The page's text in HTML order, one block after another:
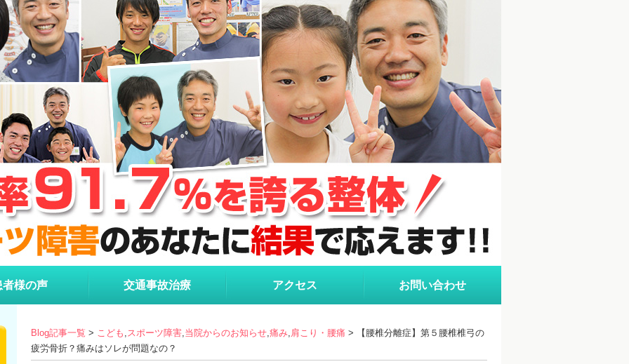
者様の声 交通事故治療 アクセス お問い合わせ
Blog記事一覧 > こども ,スポーツ障害,当院からのお知らせ,痛み,肩こり・腰痛 > 【腰椎分離症】第５腰椎椎弓の
疲労骨折？痛みはソレが問題なの？